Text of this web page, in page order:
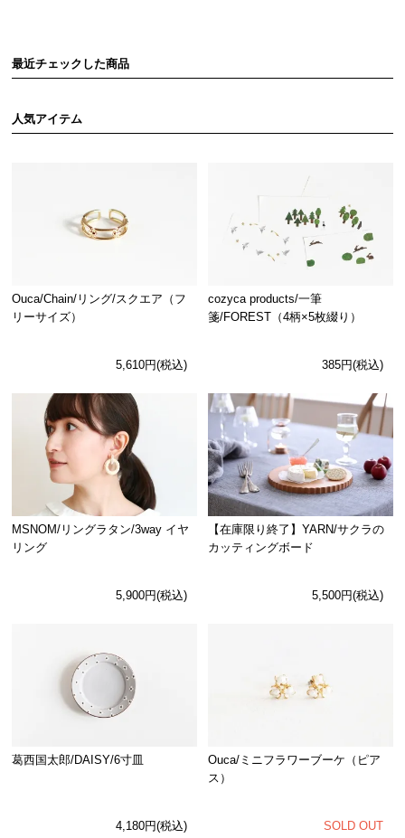
最近チェックした商品
人気アイテム
Ouca/Chain/リング/スクエア（フ
リーサイズ）
5,610円(税込)
cozyca products/一筆
箋/FOREST（4柄×5枚綴り）
385円(税込)
MSNOM/リングラタン/3way イヤ
リング
5,900円(税込)
【在庫限り終了】YARN/サクラの
カッティングボード
5,500円(税込)
葛西国太郎/DAISY/6寸皿
4,180円(税込)
Ouca/ミニフラワーブーケ（ピア
ス）
SOLD OUT